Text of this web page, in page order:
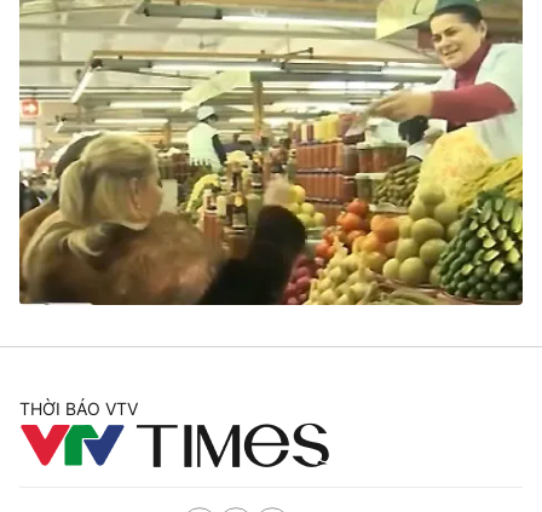
Video Shorts video
VTV Money VTV Thể thao
VTV Sức khoẻ Bất động sản
Thị trường 24h Tấm lòng Việt
VTV9
Liên hệ tòa soạn English
THỜI BÁO VTV